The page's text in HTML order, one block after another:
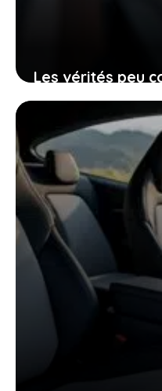
Les vérités peu
voitures
presque
l’occasion
26 janvier 2026